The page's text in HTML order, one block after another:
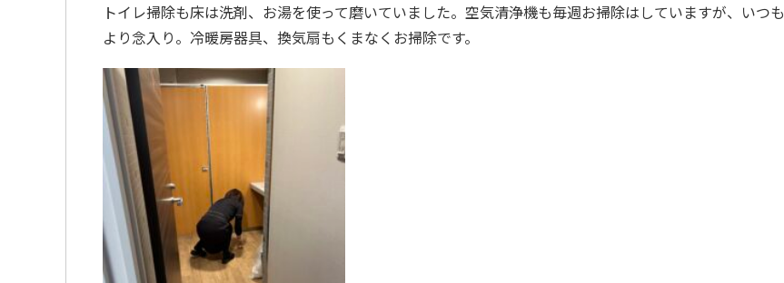
トイレ掃除も床は洗剤、お湯を使って磨いていました。空気清浄機も毎週お掃除はしていますが、いつも
より念入り。冷暖房器具、換気扇もくまなくお掃除です。